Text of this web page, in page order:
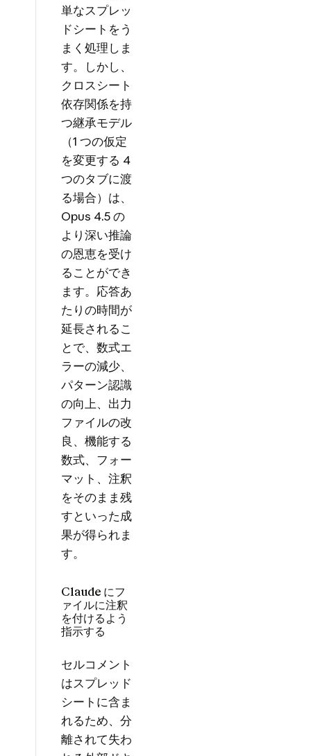
単なスプレッ
ドシートをう
まく処理しま
す。しかし、
クロスシート
依存関係を持
つ継承モデル
（1 つの仮定
を変更する 4
つのタブに渡
る場合）は、
Opus 4.5 の
より深い推論
の恩恵を受け
ることができ
ます。応答あ
たりの時間が
延長されるこ
とで、数式エ
ラーの減少、
パターン認識
の向上、出力
ファイルの改
良、機能する
数式、フォー
マット、注釈
をそのまま残
すといった成
果が得られま
す。
Claude にフ
ァイルに注釈
を付けるよう
指示する
セルコメント
はスプレッド
シートに含ま
れるため、分
離されて失わ